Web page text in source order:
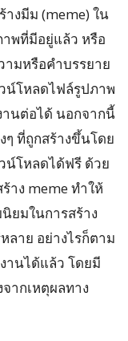
งมีม (meme) ใน
พที่มีอยู่แล้ว หรือ
ามหรือคำบรรยาย
น์โหลดไฟล์รูปภาพ
านต่อได้ นอกจากนี้
ๆ ที่ถูกสร้างขึ้นโดย
น์โหลดได้ฟรี ด้วย
าง meme ทำให้
ยมในการสร้าง
ลาย อย่างไรก็ตาม
านได้แล้ว โดยมี
ากเหตุผลทาง